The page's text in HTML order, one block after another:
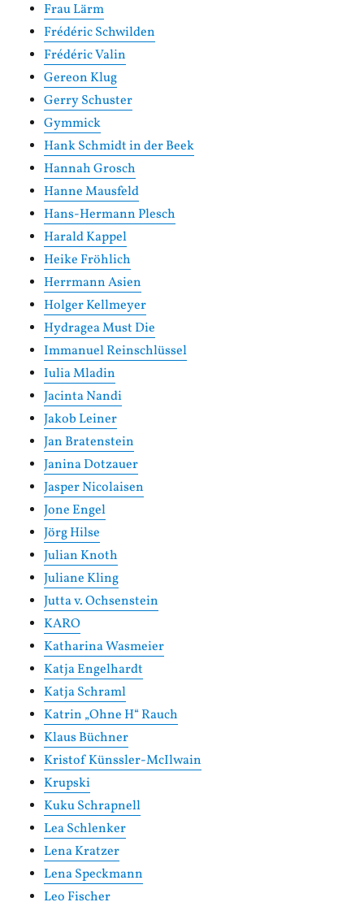
Frau Lärm
Frédéric Schwilden
Frédéric Valin
Gereon Klug
Gerry Schuster
Gymmick
Hank Schmidt in der Beek
Hannah Grosch
Hanne Mausfeld
Hans-Hermann Plesch
Harald Kappel
Heike Fröhlich
Herrmann Asien
Holger Kellmeyer
Hydragea Must Die
Immanuel Reinschlüssel
Iulia Mladin
Jacinta Nandi
Jakob Leiner
Jan Bratenstein
Janina Dotzauer
Jasper Nicolaisen
Jone Engel
Jörg Hilse
Julian Knoth
Juliane Kling
Jutta v. Ochsenstein
KARO
Katharina Wasmeier
Katja Engelhardt
Katja Schraml
Katrin „Ohne H“ Rauch
Klaus Büchner
Kristof Künssler-McIlwain
Krupski
Kuku Schrapnell
Lea Schlenker
Lena Kratzer
Lena Speckmann
Leo Fischer